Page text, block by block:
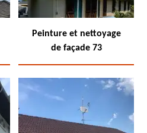
Peinture et nettoyage
de façade 73